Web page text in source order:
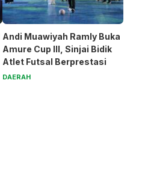
Andi Muawiyah Ramly Buka
Amure Cup III, Sinjai Bidik
Atlet Futsal Berprestasi
DAERAH